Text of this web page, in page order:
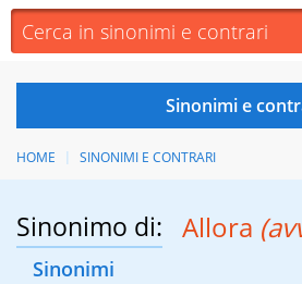
HOME SINONIMI E CONTRARI
Sinonimo di: Allora
Sinonimi